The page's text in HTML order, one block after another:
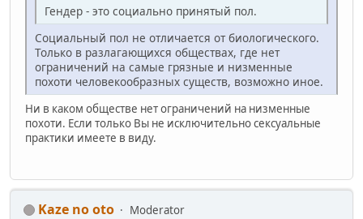
Гендер - это социально принятый пол.
Социальный пол не отличается от биологического.
Только в разлагающихся обществах, где нет
ограничений на самые грязные и низменные
похоти человекообразных существ, возможно иное.
Ни в каком обществе нет ограничений на низменные
похоти. Если только Вы не исключительно сексуальные
практики имеете в виду.
Kaze no oto
Moderator